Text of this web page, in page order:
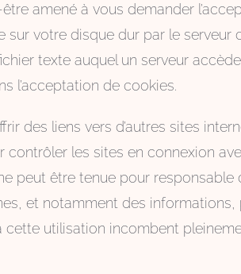
amené à vous demander
sur votre disque dur par le
texte auquel un serveur
l’acceptation de cookies.
des liens vers d’autres sites
contrôler les sites en connexion
peut être tenue pour
et notamment des
utilisation incombent